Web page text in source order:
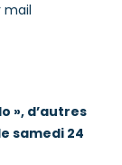
mail
», d’autres
samedi 24